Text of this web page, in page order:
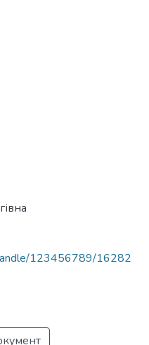
123456789/16282